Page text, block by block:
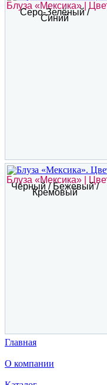
Блуза «Мексика» |
Серо-Зелёный /
Синий
Блуза «Мексика» |
Чёрный / Бежевый /
Кремовый
Главная
О компании